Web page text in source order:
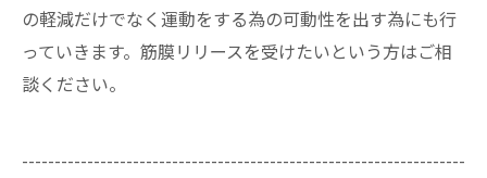
の軽減だけでなく運動をする為の可動性を出す為にも行
っていきます。筋膜リリースを受けたいという方はご相
談ください。
--------------------------------------------------------------------